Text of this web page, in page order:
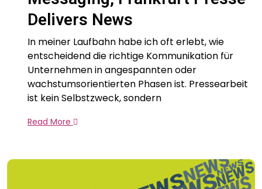
Delivers News
In meiner Laufbahn habe ich oft erlebt, wie
entscheidend die richtige Kommunikation für
Unternehmen in angespannten oder
wachstumsorientierten Phasen ist. Pressearbeit
ist kein Selbstzweck, sondern
Read More